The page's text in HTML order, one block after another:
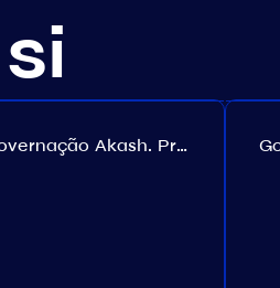
Governação Akash. Proposta №307